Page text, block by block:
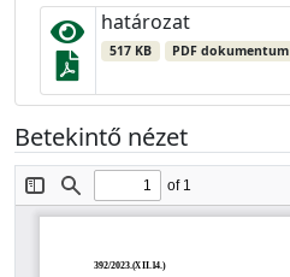
határozat
517 KB PDF dokumentum
Betekintő nézet